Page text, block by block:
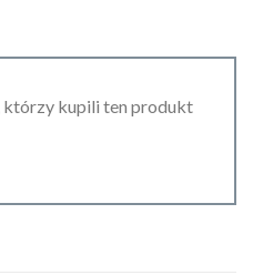
którzy kupili ten produkt